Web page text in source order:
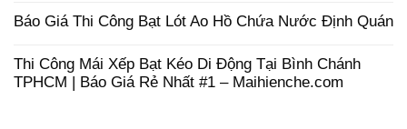
Báo Giá Thi Công Bạt Lót Ao Hồ Chứa Nước Định Quán
Thi Công Mái Xếp Bạt Kéo Di Động Tại Bình Chánh
TPHCM | Báo Giá Rẻ Nhất #1 – Maihienche.com